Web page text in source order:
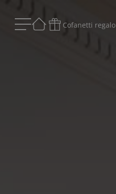
Cofanetti regalo